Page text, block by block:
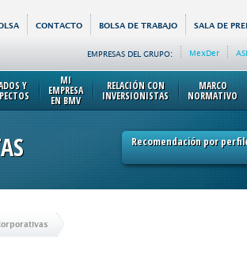
CONTACTO BOLSA DE TRABAJO SALA DE
EMPRESAS DEL GRUPO: MexDer
Y MI
EMPRESA
EN BMV
RELACIÓN CON
INVERSIONISTAS
MARCO
NORMATIVO
Recomendación por